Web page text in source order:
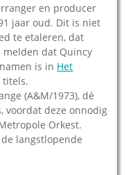
en producer
jaar oud. Dit is niet
te etaleren, dat
melden dat Quincy
is in Het
titels.
(A&M/1973), dé
voordat deze onnodig
Orkest.
langstlopende